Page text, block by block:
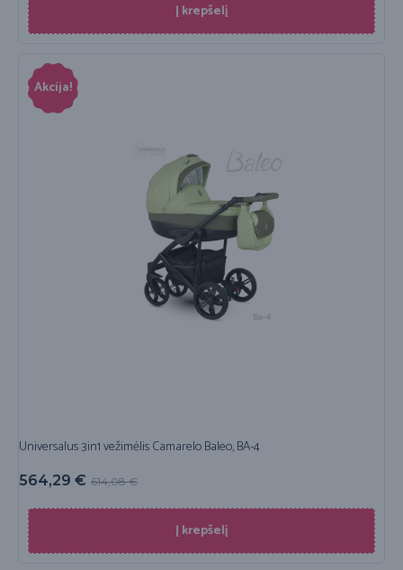
Į krepšelį
Akcija!
Universalus 3in1 vežimėlis Camarelo Baleo, BA-4
614,08€
564,29 €
Į krepšelį